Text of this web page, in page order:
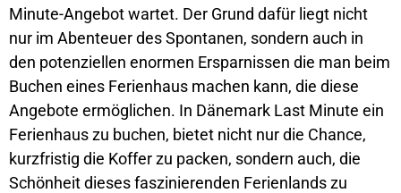
Minute-Angebot wartet. Der Grund dafür liegt nicht
nur im Abenteuer des Spontanen, sondern auch in
den potenziellen enormen Ersparnissen die man beim
Buchen eines Ferienhaus machen kann, die diese
Angebote ermöglichen. In Dänemark Last Minute ein
Ferienhauszu buchen, bietet nicht nur die Chance,
kurzfristig die Koffer zu packen, sondern auch, die
Schönheit dieses faszinierenden Ferienlands zu